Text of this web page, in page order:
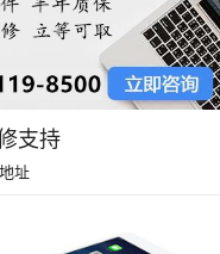
支持
址